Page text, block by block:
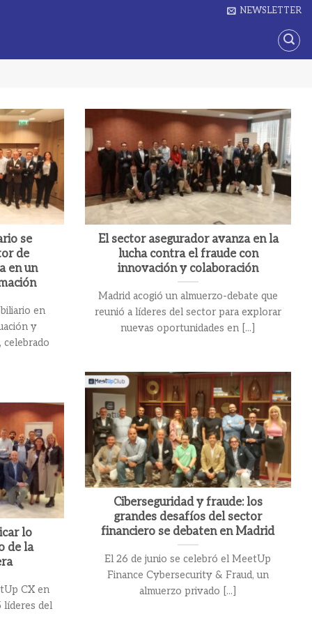
NEWSLETTER
se
de
en un
en
y
celebrado
El sector asegurador avanza en la
lucha contra el fraude con
innovación y colaboración
Madrid acogió un almuerzo-debate que
reunió a líderes del sector para explorar
nuevas oportunidades en [...]
Ciberseguridad y fraude: los
grandes desafíos del sector
financiero se debaten en Madrid
El 26 de junio se celebró el MeetUp
Finance Cybersecurity & Fraud, un
almuerzo privado [...]
lo
de la
CX en
líderes del